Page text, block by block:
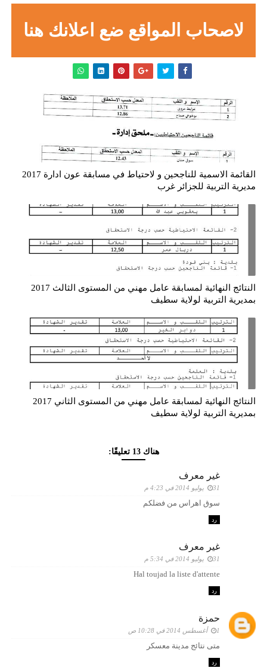
لاصحاب المواقع ضع اعلانك هنا
القائمة الاسمية للناجحين و لاحتياط في مسابقة عون ادارة 2017
مديرية التربية للجزائر غرب
النتائج النهائية لمسابقة عامل مهني من المستوى الثالث 2017
بمديرية التربية لولاية سطيف
النتائج النهائية لمسابقة عامل مهني من المستوى الثاني 2017
بمديرية التربية لولاية سطيف
هناك 13 تعليقًا:
غير معرف
31 يوليو 2014 في 4:23 م
سوق اهراس من فضلكم
رد
غير معرف
31 يوليو 2014 في 5:34 م
Hal toujad la liste d'attente
رد
حمزة
1 أغسطس 2014 في 10:28 ص
متى نتائج مدينة معسكر
رد